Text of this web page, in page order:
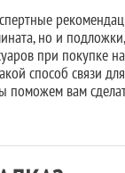
но и
при покупке
способ связи
поможем вам